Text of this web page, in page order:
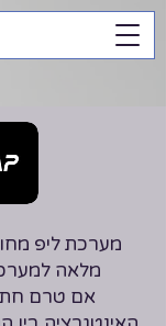
מערכת ליפ
מלאה
אם טרם